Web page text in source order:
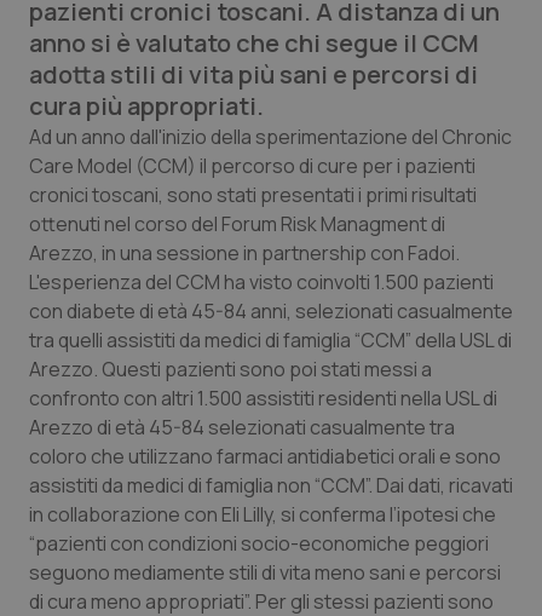
Edizioni Regionali
QS Pro
Professionisti Sanitari.AI
Abruzzo
Basilicata
Calabria
Campania
Emilia-Romagna
Friuli Venezia Giulia
Lazio
QS Pro Gold
Artrite & artrosi
Asma & BPCO
Car-T
Colesterolo & coronaropatie
Dermatite Atopica
Diabete & glucometri
QS Club Newsletter
pazienti cronici toscani. A distanza di un
anno si è valutato che chi segue il CCM
adotta stili di vita più sani e percorsi di
cura più appropriati.
Ad un anno dall'inizio della sperimentazione del Chronic
Care Model (CCM) il percorso di cure per i pazienti
cronici toscani, sono stati presentati i primi risultati
ottenuti nel corso del Forum Risk Managment di
Arezzo, in una sessione in partnership con Fadoi.
L'esperienza del CCM ha visto coinvolti 1.500 pazienti
con diabete di età 45-84 anni, selezionati casualmente
tra quelli assistiti da medici di famiglia “CCM” della USL di
Arezzo. Questi pazienti sono poi stati messi a
confronto con altri 1.500 assistiti residenti nella USL di
Arezzo di età 45-84 selezionati casualmente tra
coloro che utilizzano farmaci antidiabetici orali e sono
assistiti da medici di famiglia non “CCM”. Dai dati, ricavati
in collaborazione con Eli Lilly, si conferma l’ipotesi che
“pazienti con condizioni socio-economiche peggiori
seguono mediamente stili di vita meno sani e percorsi
di cura meno appropriati”. Per gli stessi pazienti sono